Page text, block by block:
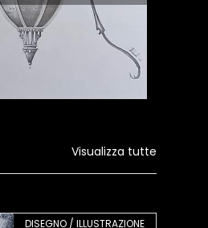
Visualizza tutte
DISEGNO / ILLUSTRAZIONE